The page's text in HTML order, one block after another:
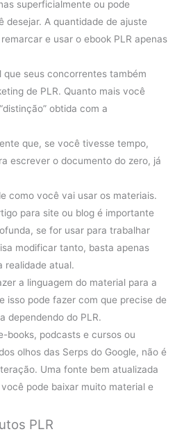
superficialmente ou pode
desejar. A quantidade de ajuste
e usar o ebook PLR apenas
que seus concorrentes também
de PLR. Quanto mais você
obtida com a
que, se você tivesse tempo,
escrever o documento do zero, já
como você vai usar os materiais.
para site ou blog é importante
se for usar para trabalhar
modificar tanto, basta apenas
realidade atual.
a linguagem do material para a
isso pode fazer com que precise de
dependendo do PLR.
books, podcasts e cursos ou
olhos das Serps do Google, não é
Uma fonte bem atualizada
pode baixar muito material e
PLR